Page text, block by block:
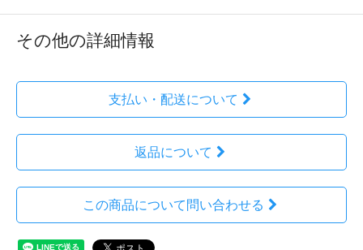
その他の詳細情報
支払い・配送について
返品について
この商品について問い合わせる